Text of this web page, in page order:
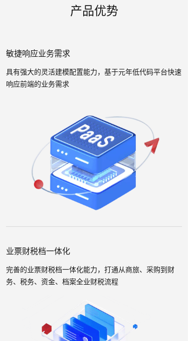
产品优势
敏捷响应业务需求
具有强大的灵活建模配置能力，基于元年低代码平台快速
响应前端的业务需求
业票财税档一体化
完善的业票财税档一体化能力，打通从商旅、采购到财
务、税务、资金、档案全业财税流程